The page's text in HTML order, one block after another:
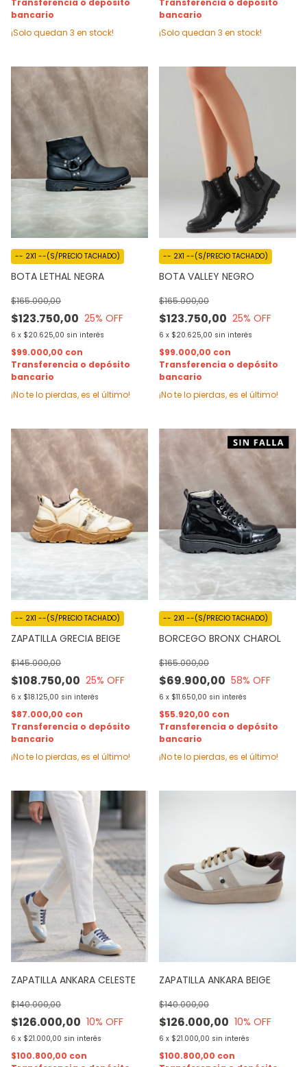
Transferencia o depósito
bancario
¡Solo quedan 3 en stock!
Transferencia o depósito
bancario
¡Solo quedan 3 en stock!
BOTA LETHAL NEGRA
$123.750,00
$165.000,00
25% OFF
6 x $20.625,00 sin interés
-- 2X1 --(S/PRECIO TACHADO)
$99.000,00 con
Transferencia o depósito
bancario
¡No te lo pierdas, es el último!
BOTA VALLEY NEGRO
$123.750,00
$165.000,00
25% OFF
6 x $20.625,00 sin interés
-- 2X1 --(S/PRECIO TACHADO)
$99.000,00 con
Transferencia o depósito
bancario
¡No te lo pierdas, es el último!
ZAPATILLA GRECIA BEIGE
$108.750,00
$145.000,00
25% OFF
6 x $18.125,00 sin interés
-- 2X1 --(S/PRECIO TACHADO)
$87.000,00 con
Transferencia o depósito
bancario
¡No te lo pierdas, es el último!
BORCEGO BRONX CHAROL
$69.900,00
$165.000,00
58% OFF
6 x $11.650,00 sin interés
-- 2X1 --(S/PRECIO TACHADO)
$55.920,00 con
Transferencia o depósito
bancario
¡No te lo pierdas, es el último!
ZAPATILLA ANKARA CELESTE
$126.000,00
$140.000,00
10% OFF
6 x $21.000,00 sin interés
$100.800,00 con
ZAPATILLA ANKARA BEIGE
$126.000,00
$140.000,00
10% OFF
6 x $21.000,00 sin interés
$100.800,00 con